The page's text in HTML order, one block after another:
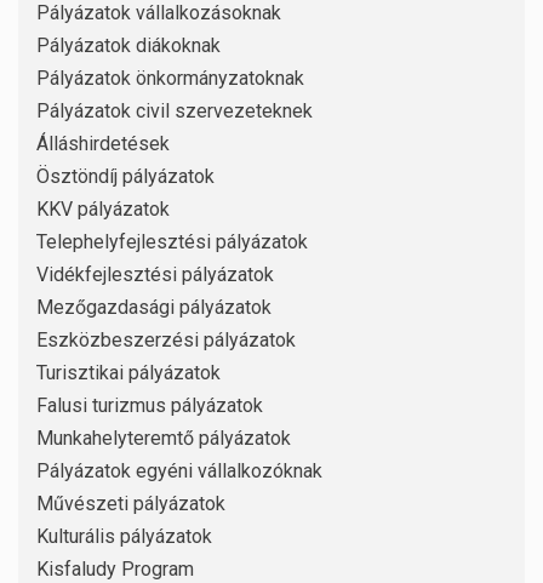
Pályázatok vállalkozásoknak
Pályázatok diákoknak
Pályázatok önkormányzatoknak
Pályázatok civil szervezeteknek
Álláshirdetések
Ösztöndíj pályázatok
KKV pályázatok
Telephelyfejlesztési pályázatok
Vidékfejlesztési pályázatok
Mezőgazdasági pályázatok
Eszközbeszerzési pályázatok
Turisztikai pályázatok
Falusi turizmus pályázatok
Munkahelyteremtő pályázatok
Pályázatok egyéni vállalkozóknak
Művészeti pályázatok
Kulturális pályázatok
Kisfaludy Program